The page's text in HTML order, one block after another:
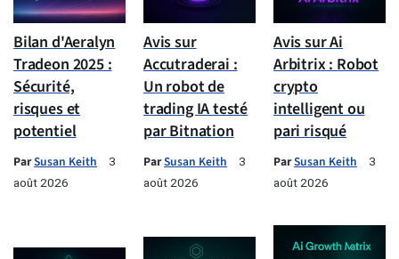
Bilan d'Aeralyn
Tradeon 2025 :
Sécurité,
risques et
potentiel
ParSusan Keith
3
août 2026
Avis sur
Accutraderai :
Un robot de
trading IA testé
par Bitnation
ParSusan Keith
3
août 2026
Avis sur Ai
Arbitrix : Robot
crypto
intelligent ou
pari risqué
ParSusan Keith
3
août 2026